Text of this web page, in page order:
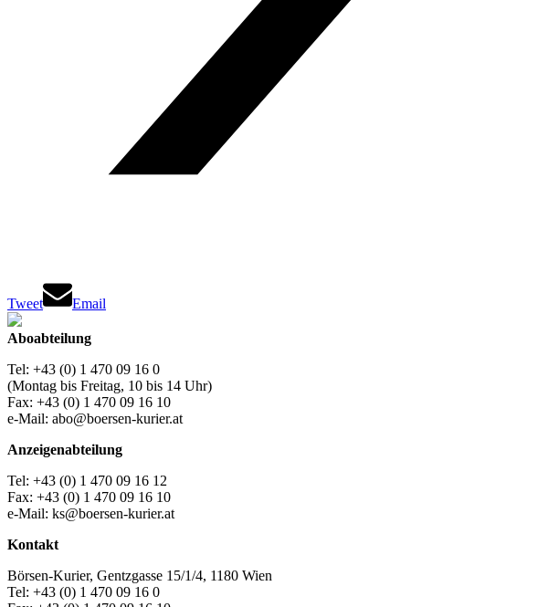
Tweet Email
Aboabteilung
Tel: +43 (0) 1 470 09 16 0
(Montag bis Freitag, 10 bis 14 Uhr)
Fax: +43 (0) 1 470 09 16 10
e-Mail: abo@boersen-kurier.at
Anzeigenabteilung
Tel: +43 (0) 1 470 09 16 12
Fax: +43 (0) 1 470 09 16 10
e-Mail: ks@boersen-kurier.at
Kontakt
Börsen-Kurier, Gentzgasse 15/1/4, 1180 Wien
Tel: +43 (0) 1 470 09 16 0